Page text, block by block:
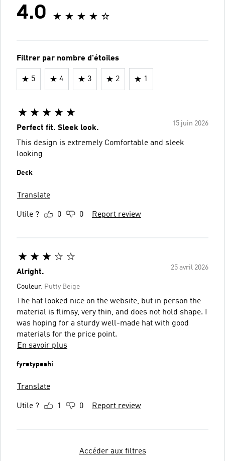
4.0
Filtrer par nombre d'étoiles
5 4 3 2 1
15 juin 2026
Perfect fit. Sleek look.
This design is extremely Comfortable and sleek
looking
Deck
Translate
Utile ? 0 0 Report review
25 avril 2026
Alright.
Couleur: Putty Beige
The hat looked nice on the website, but in person the
material is flimsy, very thin, and does not hold shape. I
was hoping for a sturdy well-made hat with good
materials for the price point.
En savoir plus
fyretypeshi
Translate
Utile ? 1 0 Report review
Accéder aux filtres